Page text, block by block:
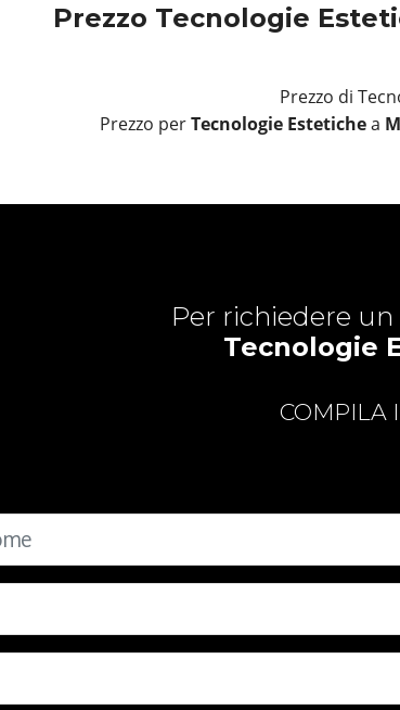
Prezzo Tecnologie
Prezzo di
Prezzo perTecnologie Estetichea
Per richiedere un
Tecnologie
COMPILA